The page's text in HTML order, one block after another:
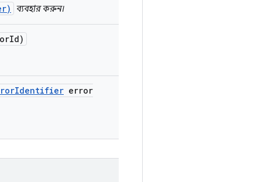
​​ব্যবহার করুন।
Id)
Identifier error